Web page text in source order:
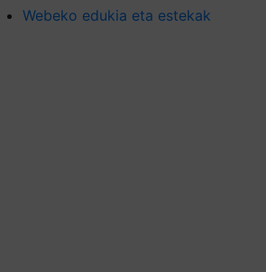
Webeko edukia eta estekak